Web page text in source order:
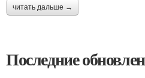
читать дальше →
Последние